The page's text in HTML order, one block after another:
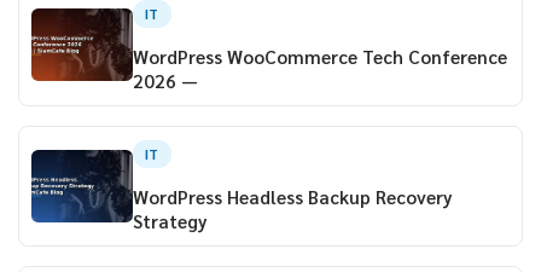
IT
WordPress WooCommerce Tech Conference
2026 —
IT
WordPress Headless Backup Recovery
Strategy